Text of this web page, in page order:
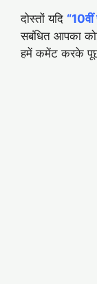
दोस्तों यदि
सबंधित आपका
हमें कमेंट करके